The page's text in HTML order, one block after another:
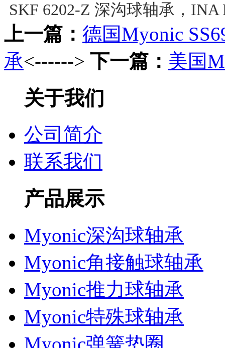
SKF 6202-Z 深沟球轴承，
上一篇： 德国Myonic
承<------> 下一篇： 美国
关于我们
公司简介
联系我们
产品展示
Myonic深沟球轴承
Myonic角接触球轴承
Myonic推力球轴承
Myonic特殊球轴承
Myonic弹簧垫圈